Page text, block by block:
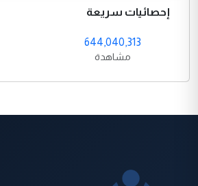
إحصائيات سريعة
644,040,313
مشاهدة